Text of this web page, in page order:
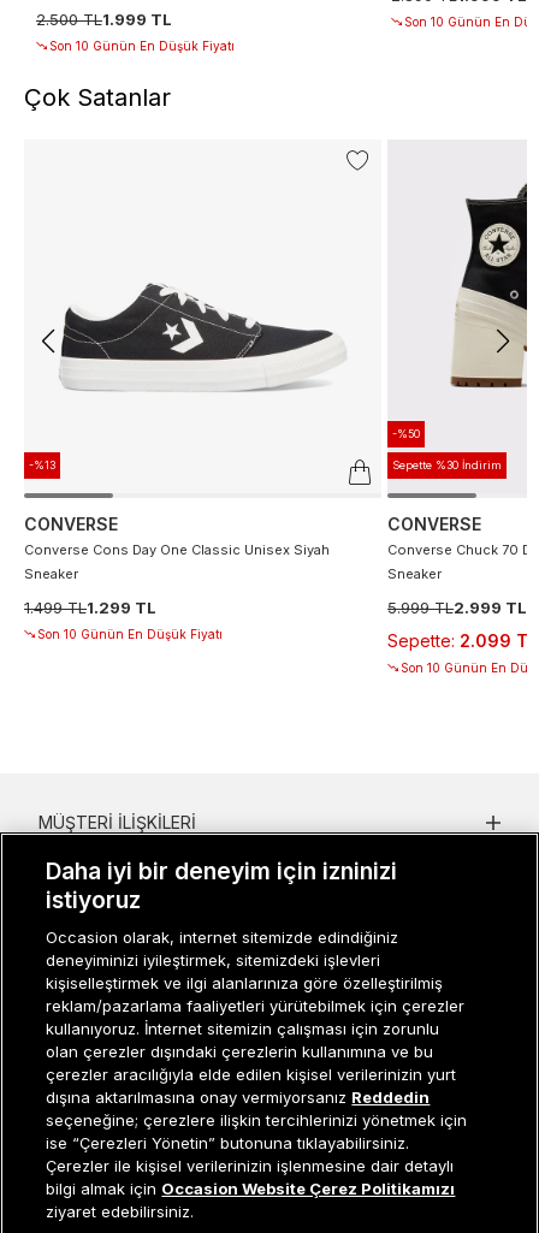
Sepete Ekle
2.500 TL1.999 TL
Son 10 Günün En Düşük Fiyatı
Son 10 Günün En
Çok Satanlar
-%13
CONVERSE
Converse Cons Day One Classic Unisex Siyah
Sneaker
1.499 TL1.299 TL
Son 10 Günün En Düşük Fiyatı
-%50
Sepette %30 İndirim
CONVERSE
Converse Chuck 70
Sneaker
5.999 TL2.999 TL
Sepette: 2.099 TL
Son 10 Günün En
Müşteri İlişkileri0 850 800 01 20
MÜŞTERI İLIŞKILERI
KURUMSAL
GRUP MARKALAR
ERKEK KATEGORILER
Occasion bir EREN PERAKENDE markasıdır. © Eren Holding
Daha iyi bir deneyim için izninizi
istiyoruz
Occasion olarak, internet sitemizde edindiğiniz
deneyiminizi iyileştirmek, sitemizdeki işlevleri
kişiselleştirmek ve ilgi alanlarınıza göre özelleştirilmiş
reklam/pazarlama faaliyetleri yürütebilmek için çerezler
kullanıyoruz. İnternet sitemizin çalışması için zorunlu
olan çerezler dışındaki çerezlerin kullanımına ve bu
çerezler aracılığıyla elde edilen kişisel verilerinizin yurt
dışına aktarılmasına onay vermiyorsanız Reddedin
seçeneğine; çerezlere ilişkin tercihlerinizi yönetmek için
ise “Çerezleri Yönetin” butonuna tıklayabilirsiniz.
Çerezler ile kişisel verilerinizin işlenmesine dair detaylı
bilgi almak için Occasion Website Çerez Politikamızı
ziyaret edebilirsiniz.